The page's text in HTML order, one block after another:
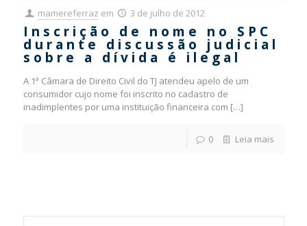
mamereferraz em 3 de julho de 2012
Inscrição de nome no SPC
durante discussão judicial
sobre a dívida é ilegal
A 1ª Câmara de Direito Civil do TJ atendeu apelo de um
consumidor cujo nome foi inscrito no cadastro de
inadimplentes por uma instituição financeira com […]
0 Leia mais